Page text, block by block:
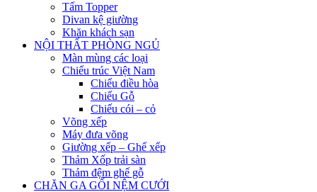
Tấm Topper
Divan kệ giường
Khăn khách sạn
NỘI THẤT PHÒNG NGỦ
Màn mùng các loại
Chiếu trúc Việt Nam
Chiếu điều hòa
Chiếu Gỗ
Chiếu cói – cỏ
Võng xếp
Máy đưa võng
Giường xếp – Ghế xếp
Thảm Xốp trải sàn
Thảm đệm ghế gỗ
CHĂN GA GỐI NỆM CƯỚI